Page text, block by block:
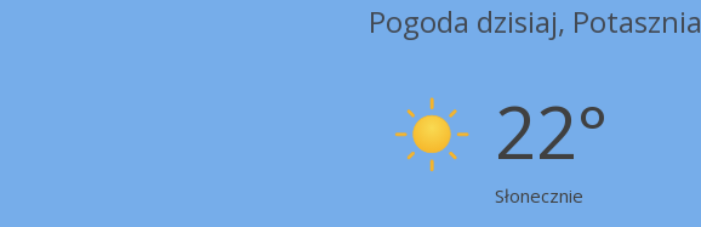
Pogoda dzisiaj, Potasznia
22°
Słonecznie